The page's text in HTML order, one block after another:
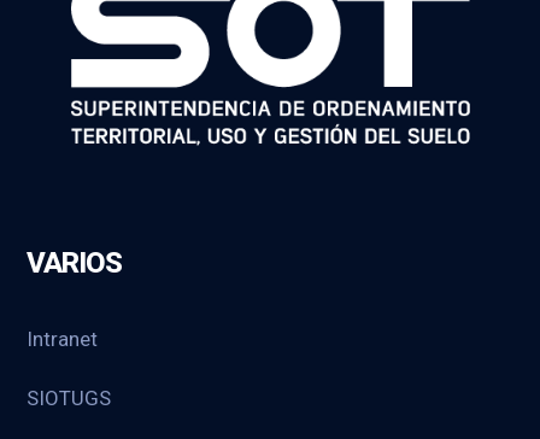
VARIOS
Intranet
SIOTUGS